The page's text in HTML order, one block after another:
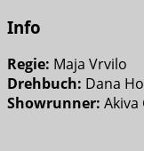
Info
Regie: Maja Vrvilo
Drehbuch: Dana
Showrunner: